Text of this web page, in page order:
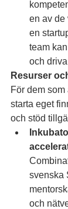
en av de
en
team
och
Resurser
För dem
starta eget
och stöd
svenska
och